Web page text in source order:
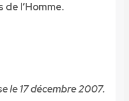
l’Homme.
17 décembre 2007.